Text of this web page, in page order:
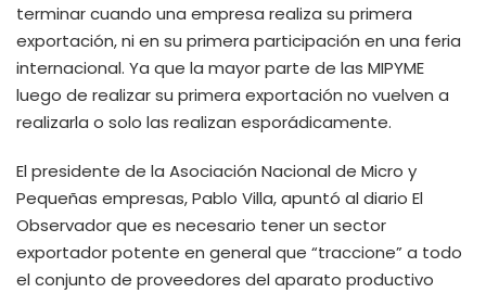
terminar cuando una empresa realiza su primera
exportación, ni en su primera participación en una feria
internacional. Ya que la mayor parte de las MIPYME
luego de realizar su primera exportación no vuelven a
realizarla o solo las realizan esporádicamente.
El presidente de la Asociación Nacional de Micro y
Pequeñas empresas, Pablo Villa, apuntó al diario El
Observador que es necesario tener un sector
exportador potente en general que “traccione” a todo
el conjunto de proveedores del aparato productivo